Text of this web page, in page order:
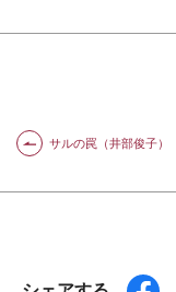
サルの罠（井部俊子）